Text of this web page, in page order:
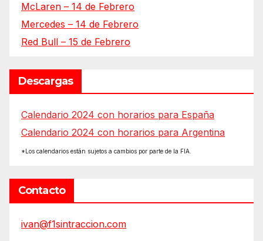
McLaren – 14 de Febrero
Mercedes – 14 de Febrero
Red Bull – 15 de Febrero
Descargas
Calendario 2024 con horarios para España
Calendario 2024 con horarios para Argentina
*Los calendarios están sujetos a cambios por parte de la FIA.
Contacto
ivan@f1sintraccion.com